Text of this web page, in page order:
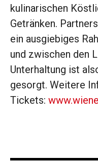
kulinarischen
Getränken.
ein ausgiebiges
und zwischen den
Unterhaltung ist
gesorgt. Weitere
Tickets: